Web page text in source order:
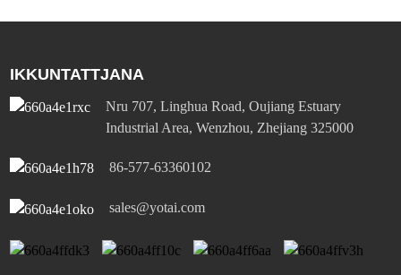
IKKUNTATTJANA
Nru 707, Linghua Road, Oujiang Estuary
Industrial Area, Wenzhou, Zhejiang 325000
86-577-63360102
sales@yotai.com